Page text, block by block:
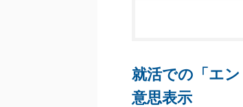
就活での「エ
意思表示